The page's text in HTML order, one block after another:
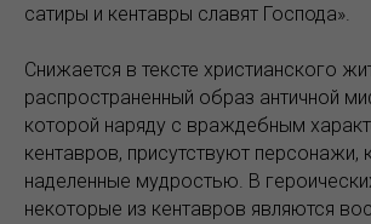
сатиры и кентавры славят Господа».
Снижается в тексте христианского
распространенный образ античной
которой наряду с враждебным
кентавров, присутствуют персонажи,
наделенные мудростью. В
некоторые из кентавров являются